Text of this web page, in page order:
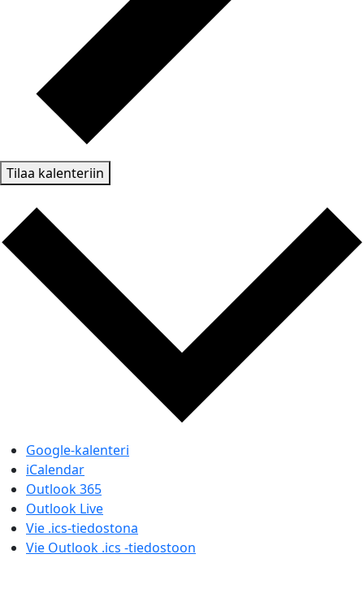
Tilaa kalenteriin
Google-kalenteri
iCalendar
Outlook 365
Outlook Live
Vie .ics-tiedostona
Vie Outlook .ics -tiedostoon